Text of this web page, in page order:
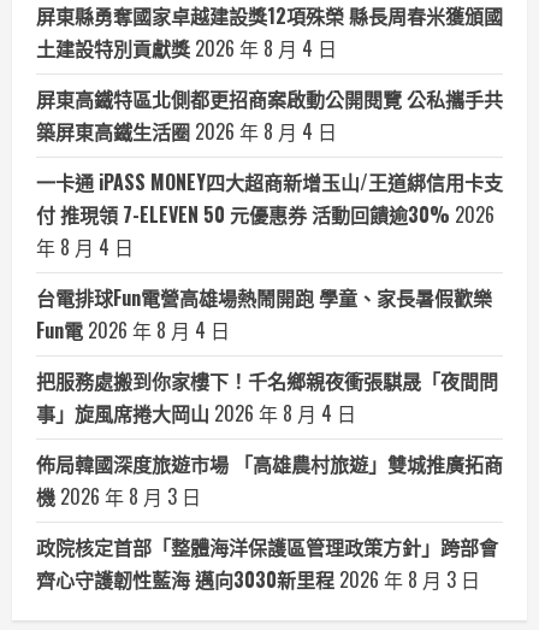
屏東縣勇奪國家卓越建設獎12項殊榮 縣長周春米獲頒國
土建設特別貢獻獎 2026 年 8 月 4 日
屏東高鐵特區北側都更招商案啟動公開閱覽 公私攜手共
築屏東高鐵生活圈 2026 年 8 月 4 日
一卡通 iPASS MONEY四大超商新增玉山/王道綁信用卡支
付 推現領 7-ELEVEN 50 元優惠券 活動回饋逾30% 2026
年 8 月 4 日
台電排球Fun電營高雄場熱鬧開跑 學童、家長暑假歡樂
Fun電 2026 年 8 月 4 日
把服務處搬到你家樓下！千名鄉親夜衝張騏晟「夜間問
事」旋風席捲大岡山 2026 年 8 月 4 日
佈局韓國深度旅遊市場 「高雄農村旅遊」雙城推廣拓商
機 2026 年 8 月 3 日
政院核定首部「整體海洋保護區管理政策方針」跨部會
齊心守護韌性藍海 邁向3030新里程 2026 年 8 月 3 日